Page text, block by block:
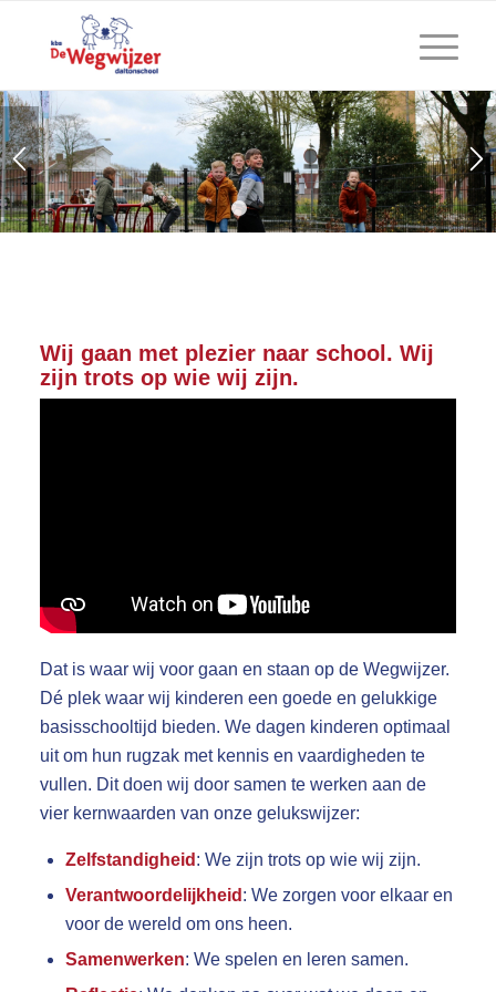
1 2
Wij gaan met plezier naar school. Wij
zijn trots op wie wij zijn.
Dat is waar wij voor gaan en staan op de Wegwijzer.
Dé plek waar wij kinderen een goede en gelukkige
basisschooltijd bieden. We dagen kinderen optimaal
uit om hun rugzak met kennis en vaardigheden te
vullen. Dit doen wij door samen te werken aan de
vier kernwaarden van onze gelukswijzer:
Zelfstandigheid : We zijn trots op wie wij zijn.
Verantwoordelijkheid : We zorgen voor elkaar en
voor de wereld om ons heen.
Samenwerken: We spelen en leren samen.